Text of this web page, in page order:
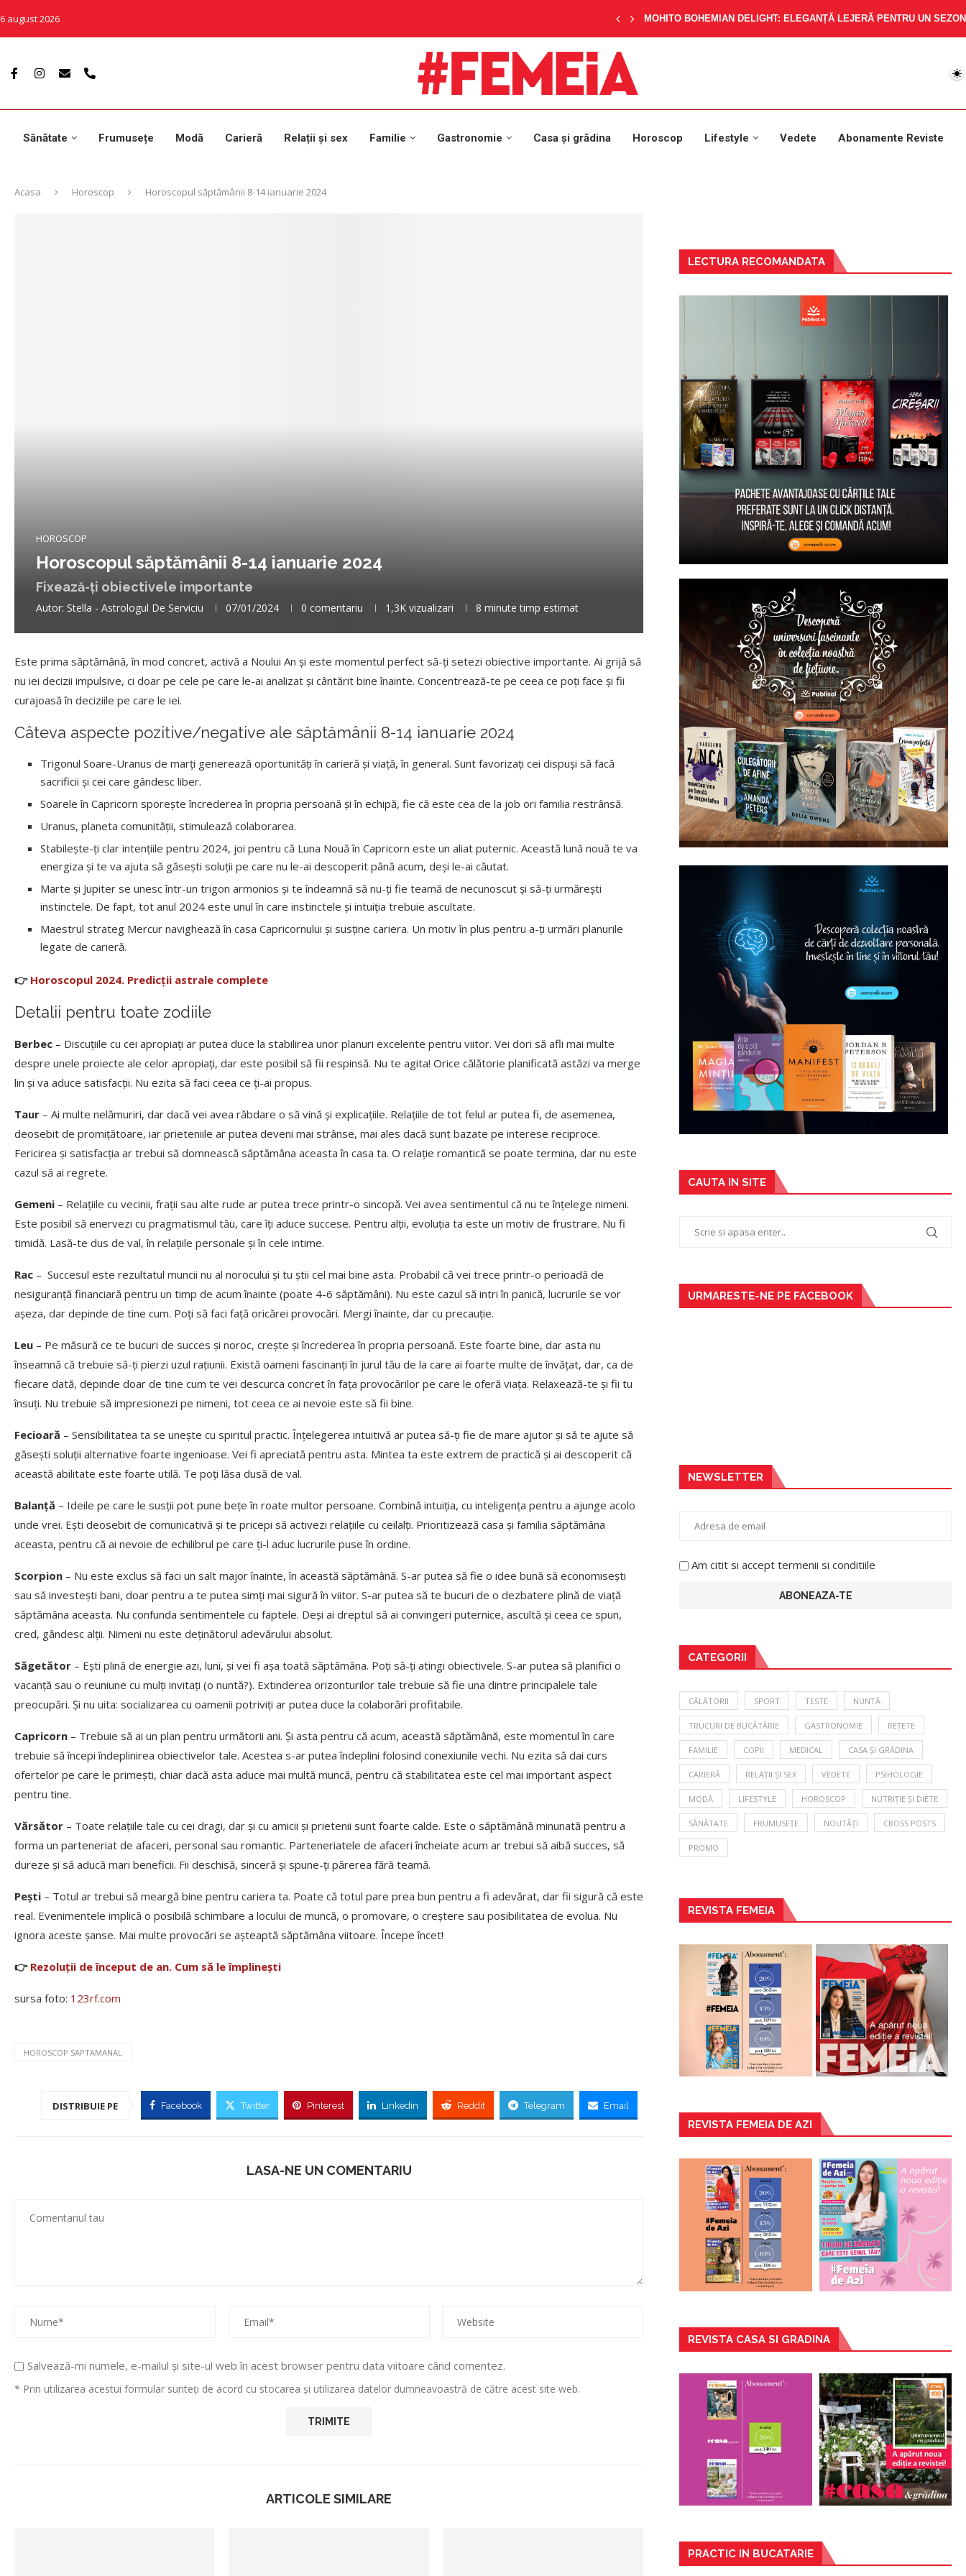
6 august 2026 MOHITO BOHEMIAN DELIGHT: ELEGANȚĂ LEJERĂ PENTRU UN
Sănătate Frumusețe Modă Carieră Relații și sex Familie Gastronomie Casa și grădina Horoscop Lifestyle Vedete Abonamente Reviste
Acasa Horoscop Horoscopul săptămânii 8-14 ianuarie 2024
HOROSCOP
Horoscopul săptămânii 8-14 ianuarie 2024
Fixează-ți obiectivele importante
Autor: Stella - Astrologul De Serviciu 07/01/2024 0 comentariu 1,3K vizualizari 8 minute timp estimat
Este prima săptămână, în mod concret, activă a Noului An și este momentul perfect să-ți setezi obiective importante. Ai grijă să
nu iei decizii impulsive, ci doar pe cele pe care le-ai analizat și cântărit bine înainte. Concentrează-te pe ceea ce poți face și fii
curajoasă în deciziile pe care le iei.
Câteva aspecte pozitive/negative ale săptămânii 8-14 ianuarie 2024
Trigonul Soare-Uranus de marți generează oportunități în carieră și viață, în general. Sunt favorizați cei dispuși să facă
sacrificii și cei care gândesc liber.
Soarele în Capricorn sporește încrederea în propria persoană și în echipă, fie că este cea de la job ori familia restrânsă.
Uranus, planeta comunității, stimulează colaborarea.
Stabilește-ți clar intențiile pentru 2024, joi pentru că Luna Nouă în Capricorn este un aliat puternic. Această lună nouă te va
energiza și te va ajuta să găsești soluții pe care nu le-ai descoperit până acum, deși le-ai căutat.
Marte și Jupiter se unesc într-un trigon armonios și te îndeamnă să nu-ți fie teamă de necunoscut și să-ți urmărești
instinctele. De fapt, tot anul 2024 este unul în care instinctele și intuiția trebuie ascultate.
Maestrul strateg Mercur navighează în casa Capricornului și susține cariera. Un motiv în plus pentru a-ți urmări planurile
legate de carieră.
👉 Horoscopul 2024. Predicții astrale complete
Detalii pentru toate zodiile
Berbec – Discuțiile cu cei apropiați ar putea duce la stabilirea unor planuri excelente pentru viitor. Vei dori să afli mai multe
despre unele proiecte ale celor apropiați, dar este posibil să fii respinsă. Nu te agita! Orice călătorie planificată astăzi va merge
lin și va aduce satisfacții. Nu ezita să faci ceea ce ți-ai propus.
Taur – Ai multe nelămuriri, dar dacă vei avea răbdare o să vină și explicațiile. Relațiile de tot felul ar putea fi, de asemenea,
deosebit de promițătoare, iar prieteniile ar putea deveni mai strânse, mai ales dacă sunt bazate pe interese reciproce.
Fericirea și satisfacția ar trebui să domnească săptămâna aceasta în casa ta. O relație romantică se poate termina, dar nu este
cazul să ai regrete.
Gemeni – Relațiile cu vecinii, frații sau alte rude ar putea trece printr-o sincopă. Vei avea sentimentul că nu te înțelege nimeni.
Este posibil să enervezi cu pragmatismul tău, care îți aduce succese. Pentru alții, evoluția ta este un motiv de frustrare. Nu fi
timidă. Lasă-te dus de val, în relațiile personale și în cele intime.
Rac – Succesul este rezultatul muncii nu al norocului și tu știi cel mai bine asta. Probabil că vei trece printr-o perioadă de
nesiguranță financiară pentru un timp de acum înainte (poate 4-6 săptămâni). Nu este cazul să intri în panică, lucrurile se vor
așeza, dar depinde de tine cum. Poți să faci față oricărei provocări. Mergi înainte, dar cu precauție.
Leu – Pe măsură ce te bucuri de succes și noroc, crește și încrederea în propria persoană. Este foarte bine, dar asta nu
înseamnă că trebuie să-ți pierzi uzul rațiunii. Există oameni fascinanți în jurul tău de la care ai foarte multe de învățat, dar, ca de
fiecare dată, depinde doar de tine cum te vei descurca concret în fața provocărilor pe care le oferă viața. Relaxează-te și fii tu
însuți. Nu trebuie să impresionezi pe nimeni, tot ceea ce ai nevoie este să fii bine.
Fecioară – Sensibilitatea ta se unește cu spiritul practic. Înțelegerea intuitivă ar putea să-ți fie de mare ajutor și să te ajute să
găsești soluții alternative foarte ingenioase. Vei fi apreciată pentru asta. Mintea ta este extrem de practică și ai descoperit că
această abilitate este foarte utilă. Te poți lăsa dusă de val.
Balanță – Ideile pe care le susții pot pune bețe în roate multor persoane. Combină intuiția, cu inteligența pentru a ajunge acolo
unde vrei. Ești deosebit de comunicativă și te pricepi să activezi relațiile cu ceilalți. Prioritizează casa și familia săptămâna
aceasta, pentru că ai nevoie de echilibrul pe care ți-l aduc lucrurile puse în ordine.
Scorpion – Nu este exclus să faci un salt major înainte, în această săptămână. S-ar putea să fie o idee bună să economisești
sau să investești bani, doar pentru a te putea simți mai sigură în viitor. S-ar putea să te bucuri de o dezbatere plină de viață
săptămâna aceasta. Nu confunda sentimentele cu faptele. Deși ai dreptul să ai convingeri puternice, ascultă și ceea ce spun,
cred, gândesc alții. Nimeni nu este deținătorul adevărului absolut.
Săgetător – Ești plină de energie azi, luni, și vei fi așa toată săptămâna. Poți să-ți atingi obiectivele. S-ar putea să planifici o
vacanță sau o reuniune cu mulți invitați (o nuntă?). Extinderea orizonturilor tale trebuie să fie una dintre principalele tale
preocupări. Și nu uita: socializarea cu oamenii potriviți ar putea duce la colaborări profitabile.
Capricorn – Trebuie să ai un plan pentru următorii ani. Și asta pentru că acum, această săptămână, este momentul în care
trebuie să începi îndeplinirea obiectivelor tale. Acestea s-ar putea îndeplini folosind conexiunile vechi. Nu ezita să dai curs
ofertelor pe care le primești, chiar dacă asta aduce mai multă muncă, pentru că stabilitatea este cel mai important aspect
pentru tine.
Vărsător – Toate relațiile tale cu cei dragi, dar și cu amicii și prietenii sunt foarte calde. Este o săptămână minunată pentru a
forma un parteneriat de afaceri, personal sau romantic. Parteneriatele de afaceri încheiate acum ar trebui să aibă succes, să
dureze și să aducă mari beneficii. Fii deschisă, sinceră și spune-ți părerea fără teamă.
Pești – Totul ar trebui să meargă bine pentru cariera ta. Poate că totul pare prea bun pentru a fi adevărat, dar fii sigură că este
real. Evenimentele implică o posibilă schimbare a locului de muncă, o promovare, o creștere sau posibilitatea de evolua. Nu
ignora aceste șanse. Mai multe provocări se așteaptă săptămâna viitoare. Începe încet!
👉 Rezoluții de început de an. Cum să le împlinești
sursa foto: 123rf.com
HOROSCOP SAPTAMANAL
DISTRIBUIE PE Facebook Twitter Pinterest Linkedin Reddit Telegram Email
LASA-NE UN COMENTARIU
Salvează-mi numele, e-mailul și site-ul web în acest browser pentru data viitoare când comentez.
* Prin utilizarea acestui formular sunteți de acord cu stocarea și utilizarea datelor dumneavoastră de către acest site web.
ARTICOLE SIMILARE
LECTURA RECOMANDATA
CAUTA IN SITE
URMARESTE-NE PE FACEBOOK
NEWSLETTER
Am citit si accept termenii si conditiile
CATEGORII
CĂLĂTORII SPORT TESTE NUNTĂ
TRUCURI DE BUCĂTĂRIE GASTRONOMIE REȚETE
FAMILIE COPII MEDICAL CASA ȘI GRĂDINA
CARIERĂ RELAȚII ȘI SEX VEDETE PSIHOLOGIE
MODĂ LIFESTYLE HOROSCOP NUTRIȚIE ȘI DIETE
SĂNĂTATE FRUMUSEȚE NOUTĂȚI CROSS POSTS
PROMO
REVISTA FEMEIA
REVISTA FEMEIA DE AZI
REVISTA CASA SI GRADINA
PRACTIC IN BUCATARIE